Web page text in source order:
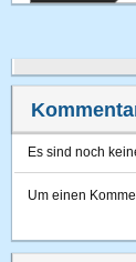
Es sind noch
Um einen